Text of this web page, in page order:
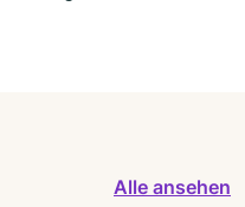
Alle ansehen